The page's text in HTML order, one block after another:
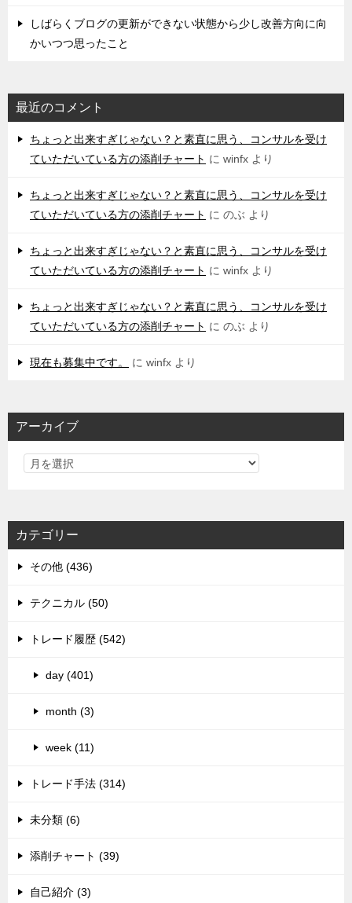
しばらくブログの更新ができない状態から少し改善方向に向
かいつつ思ったこと
最近のコメント
ちょっと出来すぎじゃない？と素直に思う、コンサルを受け
ていただいている方の添削チャート に winfx より
ちょっと出来すぎじゃない？と素直に思う、コンサルを受け
ていただいている方の添削チャート に のぶ より
ちょっと出来すぎじゃない？と素直に思う、コンサルを受け
ていただいている方の添削チャート に winfx より
ちょっと出来すぎじゃない？と素直に思う、コンサルを受け
ていただいている方の添削チャート に のぶ より
現在も募集中です。 に winfx より
アーカイブ
カテゴリー
その他 (436)
テクニカル (50)
トレード履歴 (542)
day (401)
month (3)
week (11)
トレード手法 (314)
未分類 (6)
添削チャート (39)
自己紹介 (3)